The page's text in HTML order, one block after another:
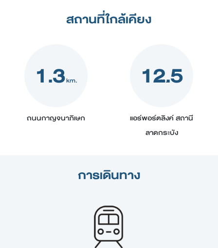
สถานที่ใกล้เคียง
1.3km.
ถนนกาญจนาภิเษก
12.5
km.
แอร์พอร์ตลิงค์ สถานี
ลาดกระบัง
การเดินทาง